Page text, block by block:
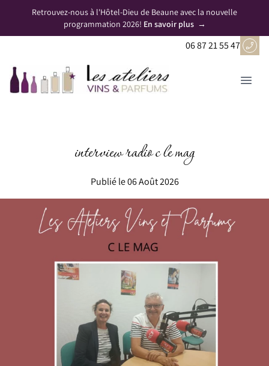
Retrouvez-nous à l'Hôtel-Dieu de Beaune avec la nouvelle
programmation 2026! En savoir plus →
06 87 21 55 47
interview radio c le mag
Publié le 06 Août 2026
Panneau de gestion des cookies